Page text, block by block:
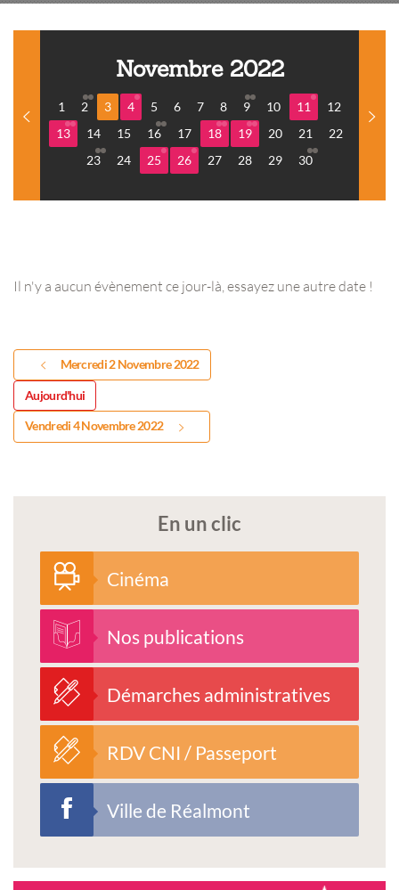
Novembre 2022
1 2 3 4 5 6 7 8 9 10 11
12
13
14 15 16 17 18 19 20 21
22
23
24 25 26 27 28 29 30
Il n'y a aucun évènement ce jour-là, essayez une autre date !
Mercredi 2 Novembre 2022
Aujourd'hui
Vendredi 4 Novembre 2022
En un clic
Cinéma
Nos publications
Démarches administratives
RDV CNI / Passeport
Ville de Réalmont